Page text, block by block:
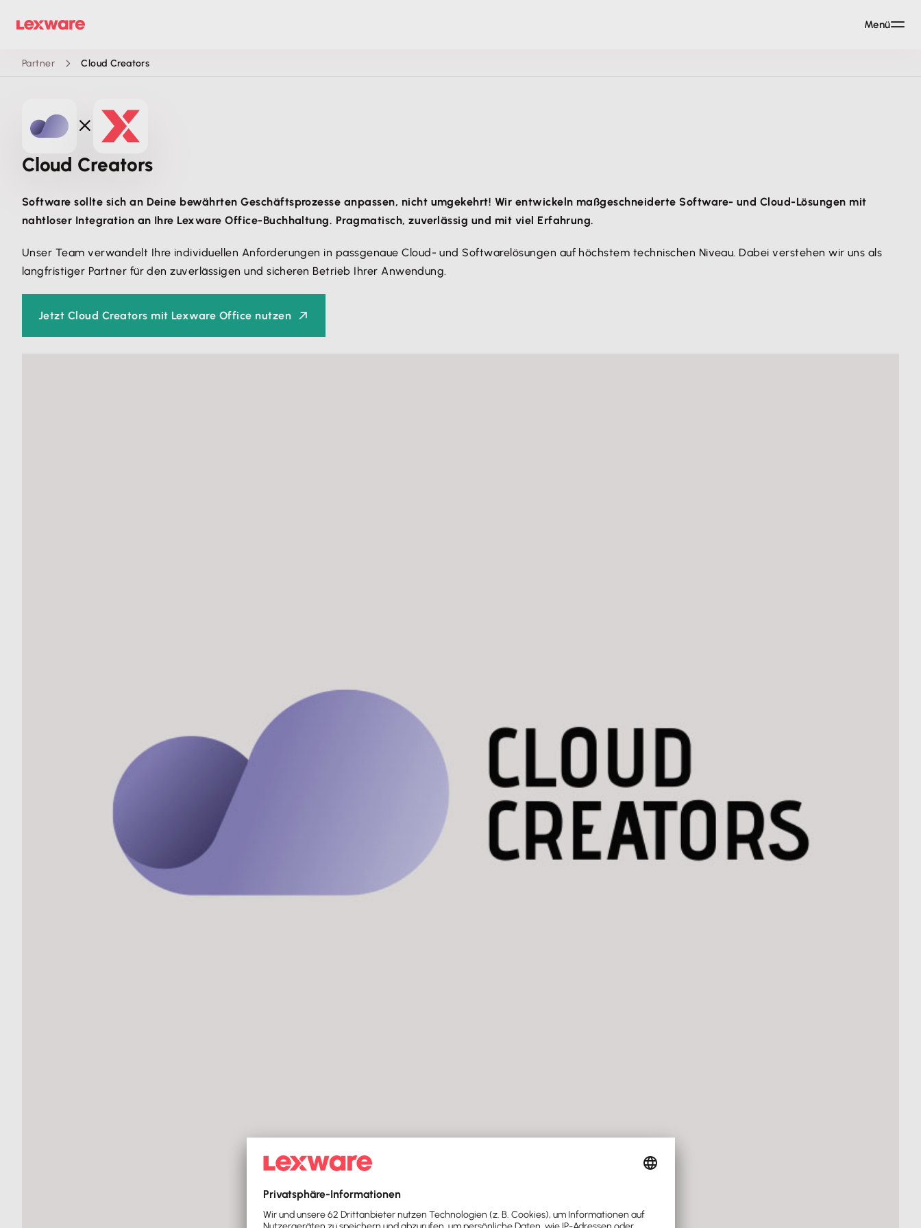
Partner Cloud Creators
Cloud Creators
Software sollte sich an Deine bewährten Geschäftsprozesse anpassen, nicht umgekehrt! Wir entwickeln maßgeschneiderte Software- und Cloud-Lösungen mit
nahtloser Integration an Ihre Lexware Office-Buchhaltung. Pragmatisch, zuverlässig und mit viel Erfahrung.
Unser Team verwandelt Ihre individuellen Anforderungen in passgenaue Cloud- und Softwarelösungen auf höchstem technischen Niveau. Dabei verstehen wir uns als
langfristiger Partner für den zuverlässigen und sicheren Betrieb Ihrer Anwendung.
Jetzt Cloud Creators mit Lexware Office nutzen
Menü